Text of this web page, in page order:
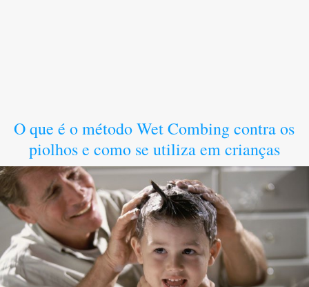
O que é o método Wet Combing contra os
piolhos e como se utiliza em crianças